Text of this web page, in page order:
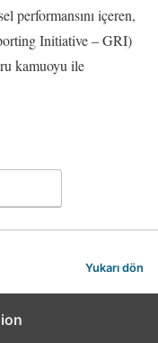
performansını içeren,
Initiative – GRI)
kamuoyu ile
Yukarı dön